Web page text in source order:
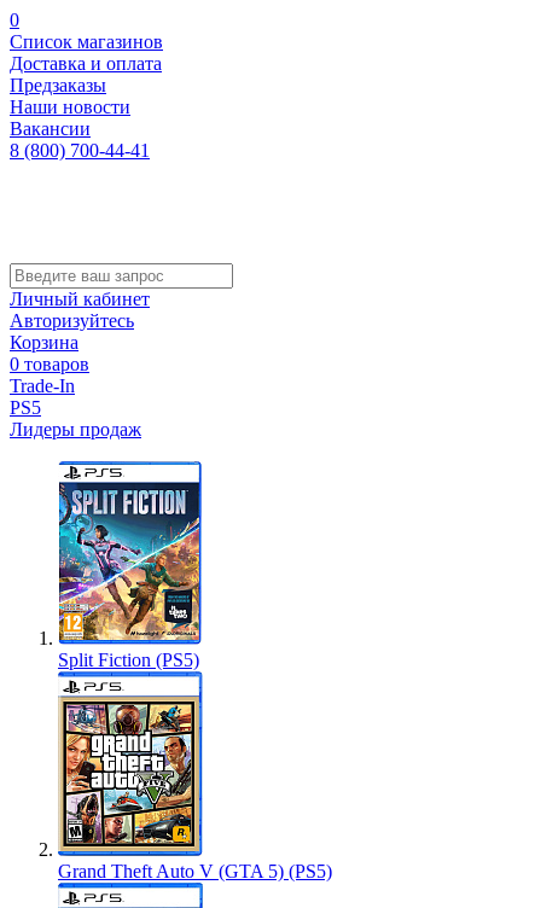
0
Список магазинов
Доставка и оплата
Предзаказы
Наши новости
Вакансии
8 (800) 700-44-41
Личный кабинет
Авторизуйтесь
Корзина
0 товаров
Trade-In
PS5
Лидеры продаж
Split Fiction (PS5)
Grand Theft Auto V (GTA 5) (PS5)